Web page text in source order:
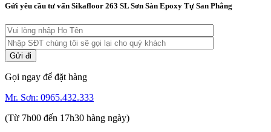
Gửi yêu cầu tư vấn Sikafloor 263 SL Sơn Sàn Epoxy Tự San Phẳng
Gọi ngay để đặt hàng
Mr. Sơn: 0965.432.333
(Từ 7h00 đến 17h30 hàng ngày)